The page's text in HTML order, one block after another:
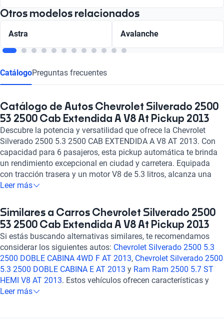
Otros modelos relacionados
Astra Avalanche
CatálogoPreguntas frecuentes
Catálogo de Autos Chevrolet Silverado 2500
53 2500 Cab Extendida A V8 At Pickup 2013
Descubre la potencia y versatilidad que ofrece la Chevrolet
Silverado 2500 5.3 2500 CAB EXTENDIDA A V8 AT 2013. Con
capacidad para 6 pasajeros, esta pickup automática te brinda
un rendimiento excepcional en ciudad y carretera. Equipada
con tracción trasera y un motor V8 de 5.3 litros, alcanza una
aceleración estimada de 0-100 km/h en 315 segundos con 315
laterales, garantiza tu seguridad en todo momento. Ajuste de
altura del volante, control de crucero y aire acondicionado
automático hacen de cada viaje una experiencia cómoda. Con
una calificación de 5 en consumo de combustible y 1.5 en
seguridad, la Chevrolet Silverado 2500 2013 es la combinación
perfecta de potencia y confiabilidad. ¡Hazla tuya y conquista
cualquier camino con estilo y seguridad!
Leer más
Similares a Carros Chevrolet Silverado 2500
53 2500 Cab Extendida A V8 At Pickup 2013
Si estás buscando alternativas similares, te recomendamos
considerar los siguientes autos: Chevrolet Silverado 2500 5.3
2500 DOBLE CABINA 4WD F AT 2013, Chevrolet Silverado 2500
5.3 2500 DOBLE CABINA E AT 2013 y Ram Ram 2500 5.7 ST
HEMI V8 AT 2013. Estos vehículos ofrecen características y
prestaciones que se asemejan a lo que buscas, brindando
Leer más